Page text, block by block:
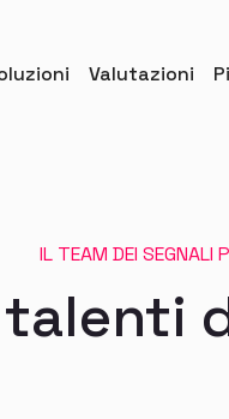
Valutazioni
IL TEAM DEI SEGNALI